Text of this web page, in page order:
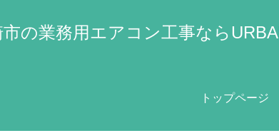
の業務用エアコン工事なら
トップページ